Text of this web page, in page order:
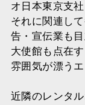
オ日本東京支
それに関連し
告・宣伝業も
大使館も点在
雰囲気が漂うエ
近隣のレンタ